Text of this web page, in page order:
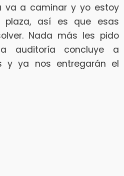
va a caminar y yo estoy
plaza, así es que esas
Nada más les pido
auditoría concluye a
y ya nos entregarán el